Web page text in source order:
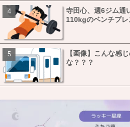
寺田心、週6ジム
110kgのベンチプ
【画像】こんな感
な？？？